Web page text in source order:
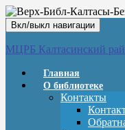
Вкл/выкл навигации
МЦРБ Калтасинский
Главная
О библиотеке
Контакты